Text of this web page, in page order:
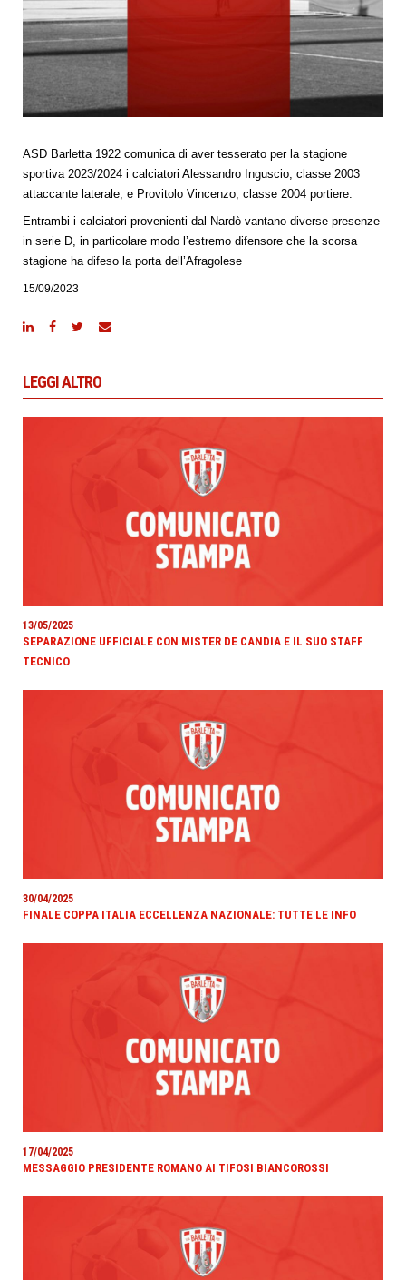
ASD Barletta 1922 comunica di aver tesserato per la stagione
sportiva 2023/2024 i calciatori Alessandro Inguscio, classe 2003
attaccante laterale, e Provitolo Vincenzo, classe 2004 portiere.
Entrambi i calciatori provenienti dal Nardò vantano diverse presenze
in serie D, in particolare modo l’estremo difensore che la scorsa
stagione ha difeso la porta dell’Afragolese
15/09/2023
LEGGI ALTRO
13/05/2025
SEPARAZIONE UFFICIALE CON MISTER DE CANDIA E IL SUO STAFF
TECNICO
30/04/2025
FINALE COPPA ITALIA ECCELLENZA NAZIONALE: TUTTE LE INFO
17/04/2025
MESSAGGIO PRESIDENTE ROMANO AI TIFOSI BIANCOROSSI